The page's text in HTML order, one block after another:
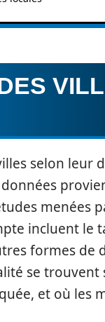
selon leur
menées
incluent le
formes de
se trouvent
et où les